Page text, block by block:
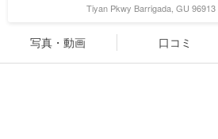
Tiyan Pkwy Barrigada, GU 96913
写真・動画 口コミ